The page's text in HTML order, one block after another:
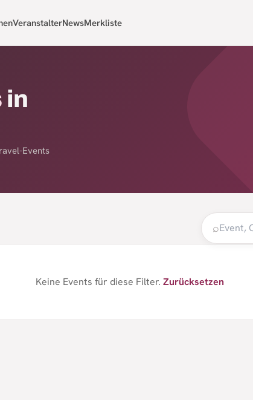
VeranstalterNewsMerkliste
in
Events
⌕
Keine Events für diese Filter. Zurücksetzen